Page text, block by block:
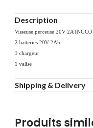
Description
Visseuse perceuse 20V 2A INGCO
2 batteries 20V 2Ah
1 chargeur
1 valise
Shipping & Delivery
Produits